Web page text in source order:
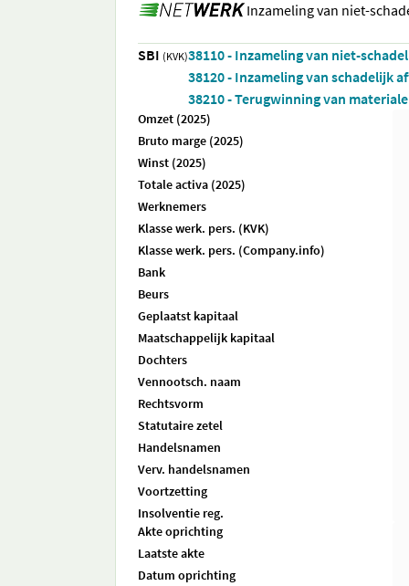
Inzameling van niet-
SBI (KVK)38110 - Inzameling van niet-
38120 - Inzameling van schadelijk
38210 - Terugwinning van
Omzet (2025)
Bruto marge (2025)
Winst (2025)
Totale activa (2025)
Werknemers
Klasse werk. pers. (KVK)
Klasse werk. pers. (Company.info)
Bank
Beurs
Geplaatst kapitaal
Maatschappelijk kapitaal
Dochters
Vennootsch. naam
Rechtsvorm
Statutaire zetel
Handelsnamen
Verv. handelsnamen
Voortzetting
Insolventie reg.
Akte oprichting
Laatste akte
Datum oprichting